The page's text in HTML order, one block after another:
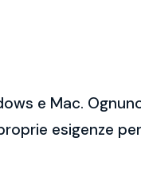
e Mac.
esigenze